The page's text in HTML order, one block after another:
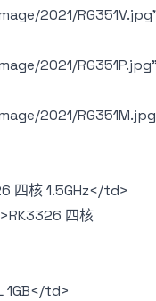
2021/
2021/
2021/
四核 1.5GHz</td>
四核
td>